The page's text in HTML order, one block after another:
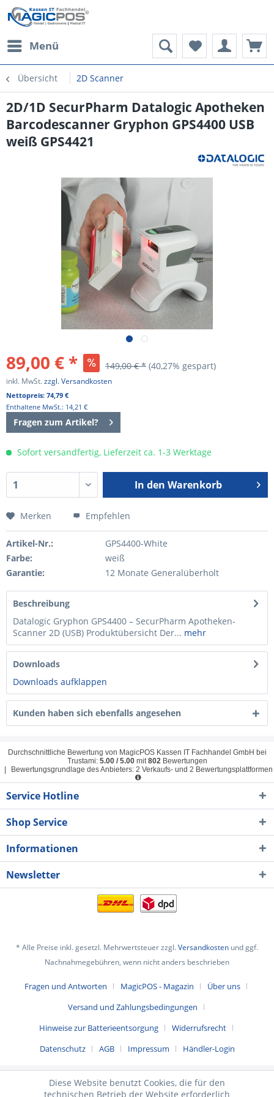
Menü
Übersicht 2D Scanner
2D/1D SecurPharm Datalogic Apotheken
Barcodescanner Gryphon GPS4400 USB
weiß GPS4421
89,00 € * 149,00 € * (40,27% gespart)
inkl. MwSt.zzgl. Versandkosten
Nettopreis: 74,79 €
Enthaltene MwSt.: 14,21 €
Fragen zum Artikel?
Sofort versandfertig, Lieferzeit ca. 1-3 Werktage
In den Warenkorb
Merken Empfehlen
Artikel-Nr.:
GPS4400-White
Farbe:
weiß
Garantie:
12 Monate Generalüberholt
Beschreibung
Datalogic Gryphon GPS4400 – SecurPharm Apotheken-
Scanner 2D (USB) Produktübersicht Der... mehr
Downloads
Downloads aufklappen
Kunden haben sich ebenfalls angesehen
Durchschnittliche Bewertung von MagicPOS Kassen IT Fachhandel GmbH bei
Trustami: 5.00/ 5.00mit802 Bewertungen
Bewertungsgrundlage des Anbieters: 2 Verkaufs- und 2 Bewertungsplattformen
Service Hotline
Shop Service
Informationen
Newsletter
* Alle Preise inkl. gesetzl. Mehrwertsteuer zzgl.Versandkosten und ggf.
Nachnahmegebühren, wenn nicht anders beschrieben
Fragen und Antworten MagicPOS - Magazin
Über uns
Versand und Zahlungsbedingungen
Hinweise zur Batterieentsorgung
Widerrufsrecht
Datenschutz
AGB Impressum Händler-Login
Diese Website benutzt Cookies, die für den
technischen Betrieb der Website erforderlich